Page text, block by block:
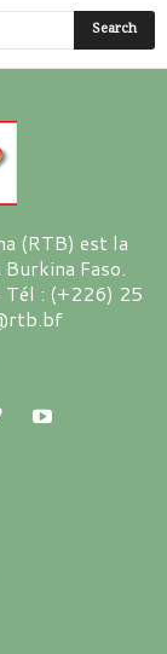
(RTB) est la
Faso.
Tél : (+226) 25